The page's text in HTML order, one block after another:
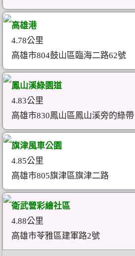
高雄港
4.78公里
高雄市804鼓山區臨海二路62號
鳳山溪綠園道
4.83公里
高雄市830鳳山區鳳山溪旁的綠帶
旗津風車公園
4.85公里
高雄市805旗津區旗津二路
衛武營彩繪社區
4.88公里
高雄市苓雅區建軍路2號